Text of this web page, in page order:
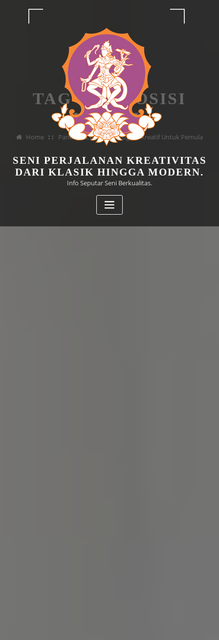
SENI PERJALANAN KREATIVITAS
DARI KLASIK HINGGA MODERN.
Info Seputar Seni Berkualitas.
TAG KOMPOSISI
VISUAL
Home Panduan Lengkap Fotografi Kreatif Untuk Pemula